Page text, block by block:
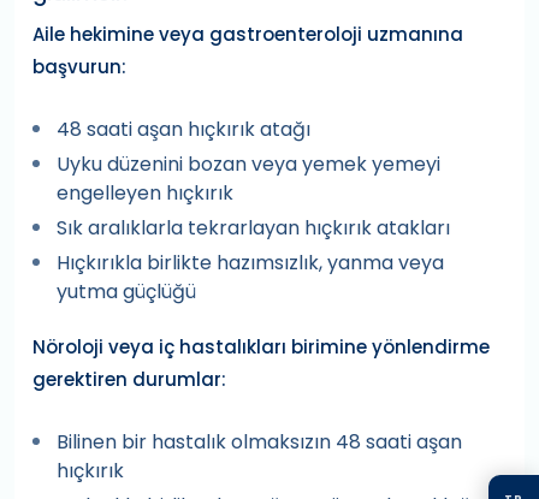
Aile hekimine veya gastroenteroloji uzmanına
başvurun:
48 saati aşan hıçkırık atağı
Uyku düzenini bozan veya yemek yemeyi
engelleyen hıçkırık
Sık aralıklarla tekrarlayan hıçkırık atakları
Hıçkırıkla birlikte hazımsızlık, yanma veya
yutma güçlüğü
Nöroloji veya iç hastalıkları birimine yönlendirme
gerektiren durumlar:
Bilinen bir hastalık olmaksızın 48 saati aşan
hıçkırık